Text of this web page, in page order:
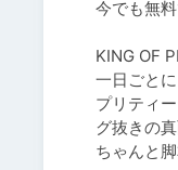
今でも無料
KING OF
一日ごと
プリティ
グ抜きの
ちゃんと